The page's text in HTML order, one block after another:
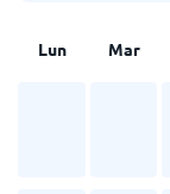
Lun Mar